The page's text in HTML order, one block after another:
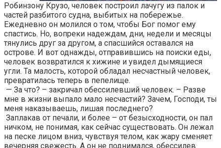
Робинзону Крузо, человек построил лачугу из палок и
частей разбитого судна, выбитых на побережье.
Ежедневно он молился о том, чтобы Бог помог ему
спастись. Но, вопреки надеждам, дни, недели и месяцы
тянулись друг за другом, а спасшийся оставался на
острове. И вот однажды, отправившись на поиски еды,
человек возвратился к хижине и увидел дымящиеся
угли. Та малость, которой обладал несчастный человек,
превратилась теперь в пепелище.
— За что? – закричал обессилевший человек. – Разве
мне в жизни выпало мало несчастий? Зачем, Господи, ты
меня наказываешь, лишая последнего?
Заплакав от печали, и более – от безысходности, он пал
ничком, не понимая, как сейчас существовать. Он лежал
на песке лицом вниз, чувствуя телом, как жару сменяет
вечерняя свежесть. А он не поднимался, обессилев